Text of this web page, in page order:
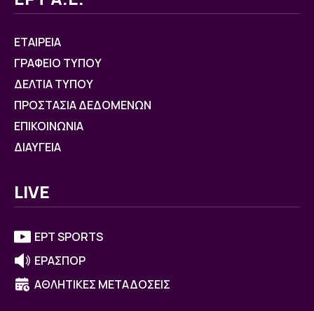
ΕΤΑΙΡΕΙΑ
ΓΡΑΦΕΙΟ ΤΥΠΟΥ
ΔΕΛΤΙΑ ΤΥΠΟΥ
ΠΡΟΣΤΑΣΙΑ ΔΕΔΟΜΕΝΩΝ
ΕΠΙΚΟΙΝΩΝΙΑ
ΔΙΑΥΓΕΙΑ
LIVE
ΕΡΤ SPORTS
ΕΡΑΣΠΟΡ
ΑΘΛΗΤΙΚΕΣ ΜΕΤΑΔΟΣΕΙΣ